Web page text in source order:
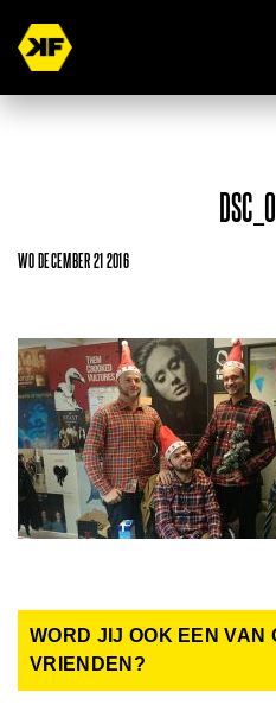
WO DECEMBER 21 2016
WORD JIJ OOK EEN VAN
VRIENDEN?